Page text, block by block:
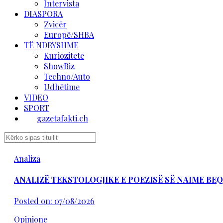
Intervista
DIASPORA
Zvicër
Europë/SHBA
TË NDRYSHME
Kuriozitete
ShowBiz
Techno/Auto
Udhëtime
VIDEO
SPORT
gazetafakti.ch
Analiza
ANALIZË TEKSTOLOGJIKE E POEZISË SË NAIME
Posted on: 07/08/2026
Opinione